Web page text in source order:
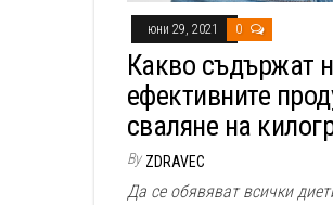
юни 29, 2021 0
Какво съдържат
ефективните
сваляне на
By ZDRAVEC
Да се обявяват всички